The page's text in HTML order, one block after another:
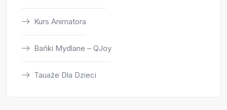
Kurs Animatora
Bańki Mydlane – QJoy
Tauaże Dla Dzieci